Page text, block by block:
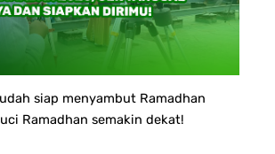
siap menyambut Ramadhan
Ramadhan semakin dekat!